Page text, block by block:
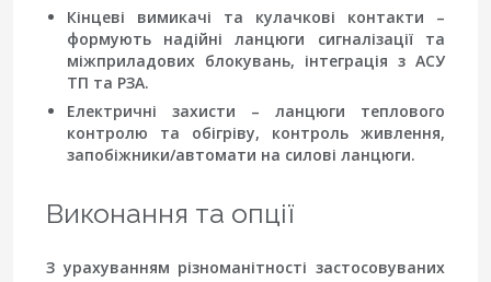
Кінцеві вимикачі та кулачкові контакти –
формують надійні ланцюги сигналізації та
міжприладових блокувань, інтеграція з АСУ
ТП та РЗА.
Електричні захисти – ланцюги теплового
контролю та обігріву, контроль живлення,
запобіжники/автомати на силові ланцюги.
Виконання та опції
З урахуванням різноманітності застосовуваних